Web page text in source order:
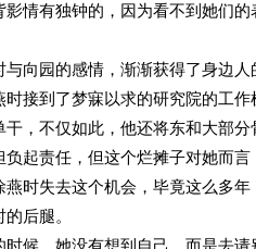
情有独钟的，因为看不到她们
与向园的感情，渐渐获得了身边
接到了梦寐以求的研究院的工
，不仅如此，他还将东和大部分
起责任，但这个烂摊子对她而
时失去这个机会，毕竟这么多
后腿。
候，她没有想到自己，而是去